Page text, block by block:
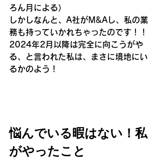
ろん月による）
しかしなんと、A社がM&Aし、私の業
務も持っていかれちゃったのです！！
2024年2月以降は完全に向こうがや
る、と言われた私は、まさに境地にい
るかのよう！
悩んでいる暇はない！私
がやったこと